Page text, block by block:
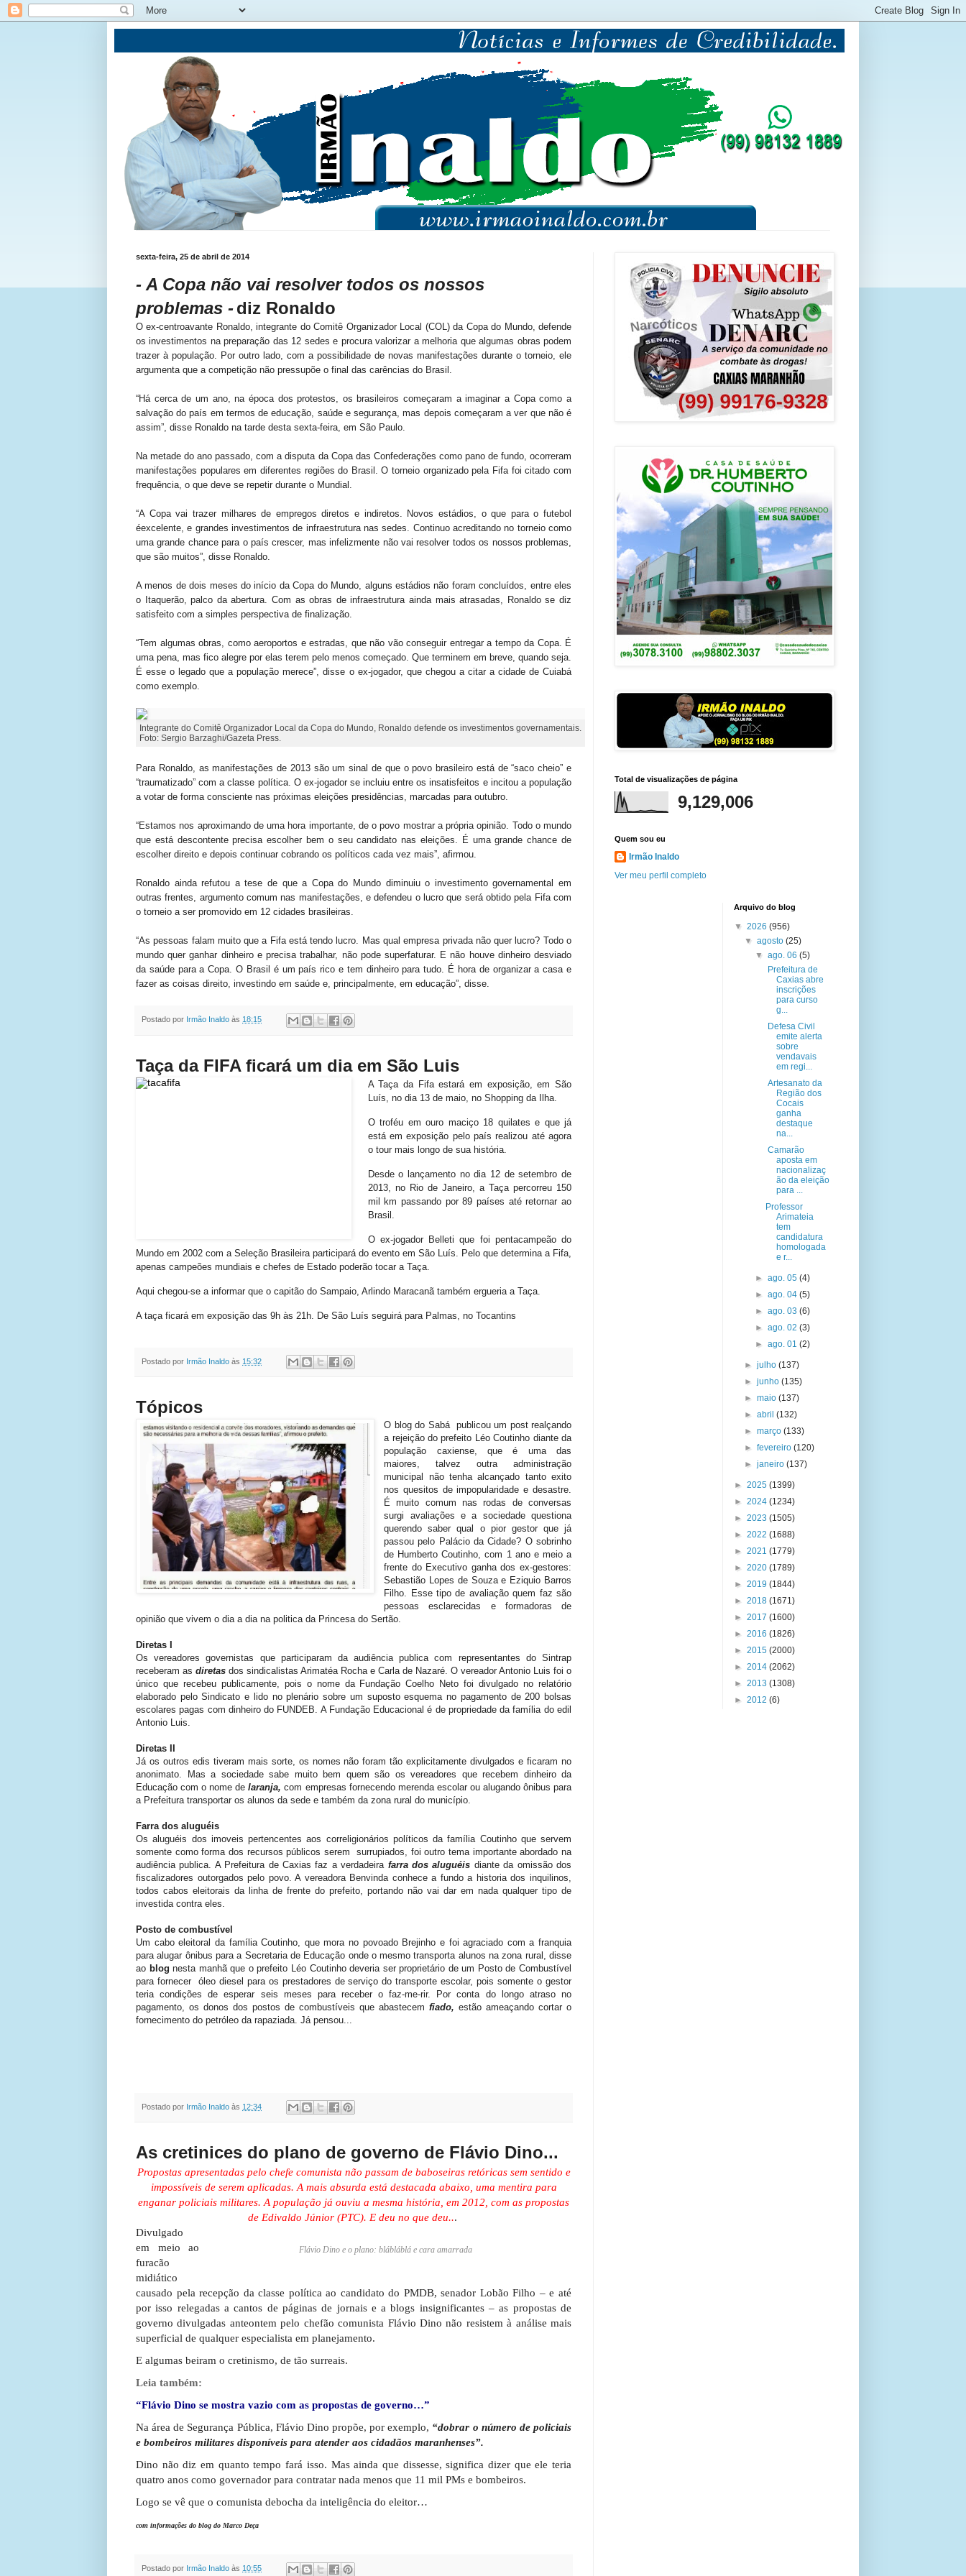
sexta-feira, 25 de abril de 2014
- A Copa não vai resolver todos os nossos
problemas -diz Ronaldo
O ex-centroavante Ronaldo, integrante do Comitê Organizador Local (COL) da Copa do Mundo, defende
os investimentos na preparação das 12 sedes e procura valorizar a melhoria que algumas obras podem
trazer à população. Por outro lado, com a possibilidade de novas manifestações durante o torneio, ele
argumenta que a competição não pressupõe o final das carências do Brasil.
“Há cerca de um ano, na época dos protestos, os brasileiros começaram a imaginar a Copa como a
salvação do país em termos de educação, saúde e segurança, mas depois começaram a ver que não é
assim”, disse Ronaldo na tarde desta sexta-feira, em São Paulo.
Na metade do ano passado, com a disputa da Copa das Confederações como pano de fundo, ocorreram
manifestações populares em diferentes regiões do Brasil. O torneio organizado pela Fifa foi citado com
frequência, o que deve se repetir durante o Mundial.
“A Copa vai trazer milhares de empregos diretos e indiretos. Novos estádios, o que para o futebol
éexcelente, e grandes investimentos de infraestrutura nas sedes. Continuo acreditando no torneio como
uma grande chance para o país crescer, mas infelizmente não vai resolver todos os nossos problemas,
que são muitos”, disse Ronaldo.
A menos de dois meses do início da Copa do Mundo, alguns estádios não foram concluídos, entre eles
o Itaquerão, palco da abertura. Com as obras de infraestrutura ainda mais atrasadas, Ronaldo se diz
satisfeito com a simples perspectiva de finalização.
“Tem algumas obras, como aeroportos e estradas, que não vão conseguir entregar a tempo da Copa. É
uma pena, mas fico alegre por elas terem pelo menos começado. Que terminem em breve, quando seja.
É esse o legado que a população merece”, disse o ex-jogador, que chegou a citar a cidade de Cuiabá
como exemplo.
Integrante do Comitê Organizador Local da Copa do Mundo, Ronaldo defende os investimentos governamentais.
Foto: Sergio Barzaghi/Gazeta Press.
Para Ronaldo, as manifestações de 2013 são um sinal de que o povo brasileiro está de “saco cheio” e
“traumatizado” com a classe política. O ex-jogador se incluiu entre os insatisfeitos e incitou a população
a votar de forma consciente nas próximas eleições presidências, marcadas para outubro.
“Estamos nos aproximando de uma hora importante, de o povo mostrar a própria opinião. Todo o mundo
que está descontente precisa escolher bem o seu candidato nas eleições. É uma grande chance de
escolher direito e depois continuar cobrando os políticos cada vez mais”, afirmou.
Ronaldo ainda refutou a tese de que a Copa do Mundo diminuiu o investimento governamental em
outras frentes, argumento comum nas manifestações, e defendeu o lucro que será obtido pela Fifa com
o torneio a ser promovido em 12 cidades brasileiras.
“As pessoas falam muito que a Fifa está tendo lucro. Mas qual empresa privada não quer lucro? Todo o
mundo quer ganhar dinheiro e precisa trabalhar, não pode superfaturar. E não houve dinheiro desviado
da saúde para a Copa. O Brasil é um país rico e tem dinheiro para tudo. É hora de organizar a casa e
fazer as coisas direito, investindo em saúde e, principalmente, em educação”, disse.
Postado por Irmão Inaldo às 18:15
Taça da FIFA ficará um dia em São Luis
A Taça da Fifa estará em exposição, em São
Luís, no dia 13 de maio, no Shopping da Ilha.
O troféu em ouro maciço 18 quilates e que já
está em exposição pelo país realizou até agora
o tour mais longo de sua história.
Desde o lançamento no dia 12 de setembro de
2013, no Rio de Janeiro, a Taça percorreu 150
mil km passando por 89 países até retornar ao
Brasil.
O ex-jogador Belleti que foi pentacampeão do
Mundo em 2002 com a Seleção Brasileira participará do evento em São Luís. Pelo que determina a Fifa,
apenas campeões mundiais e chefes de Estado poderão tocar a Taça.
Aqui chegou-se a informar que o capitão do Sampaio, Arlindo Maracanã também ergueria a Taça.
A taça ficará em exposição das 9h às 21h. De São Luís seguirá para Palmas, no Tocantins
Postado por Irmão Inaldo às 15:32
Tópicos
O blog do Sabá publicou um post realçando
a rejeição do prefeito Léo Coutinho diante da
população caxiense, que é uma das
maiores, talvez outra administração
municipal não tenha alcançado tanto exito
nos quesitos de impopularidade e desastre.
É muito comum nas rodas de conversas
surgi avaliações e a sociedade questiona
querendo saber qual o pior gestor que já
passou pelo Palácio da Cidade? O sobrinho
de Humberto Coutinho, com 1 ano e meio a
frente do Executivo ganha dos ex-gestores:
Sebastião Lopes de Souza e Eziquio Barros
Filho. Esse tipo de avaliação quem faz são
pessoas esclarecidas e formadoras de
opinião que vivem o dia a dia na politica da Princesa do Sertão.
Diretas I
Os vereadores governistas que participaram da audiência publica com representantes do Sintrap
receberam as diretas dos sindicalistas Arimatéa Rocha e Carla de Nazaré. O vereador Antonio Luis foi o
único que recebeu publicamente, pois o nome da Fundação Coelho Neto foi divulgado no relatório
elaborado pelo Sindicato e lido no plenário sobre um suposto esquema no pagamento de 200 bolsas
escolares pagas com dinheiro do FUNDEB. A Fundação Educacional é de propriedade da família do edil
Antonio Luis.
Diretas II
Já os outros edis tiveram mais sorte, os nomes não foram tão explicitamente divulgados e ficaram no
anonimato. Mas a sociedade sabe muito bem quem são os vereadores que recebem dinheiro da
Educação com o nome delaranja, com empresas fornecendo merenda escolar ou alugando ônibus para
a Prefeitura transportar os alunos da sede e também da zona rural do município.
Farra dos aluguéis
Os aluguéis dos imoveis pertencentes aos correligionários políticos da família Coutinho que servem
somente como forma dos recursos públicos serem surrupiados, foi outro tema importante abordado na
audiência publica. A Prefeitura de Caxias faz a verdadeira farra dos aluguéis diante da omissão dos
fiscalizadores outorgados pelo povo. A vereadora Benvinda conhece a fundo a historia dos inquilinos,
todos cabos eleitorais da linha de frente do prefeito, portando não vai dar em nada qualquer tipo de
investida contra eles.
Posto de combustível
Um cabo eleitoral da família Coutinho, que mora no povoado Brejinho e foi agraciado com a franquia
para alugar ônibus para a Secretaria de Educação onde o mesmo transporta alunos na zona rural, disse
ao blog nesta manhã que o prefeito Léo Coutinho deveria ser proprietário de um Posto de Combustível
para fornecer óleo diesel para os prestadores de serviço do transporte escolar, pois somente o gestor
teria condições de esperar seis meses para receber o faz-me-rir. Por conta do longo atraso no
pagamento, os donos dos postos de combustíveis que abastecem fiado, estão ameaçando cortar o
fornecimento do petróleo da rapaziada. Já pensou...
Postado por Irmão Inaldo às 12:34
As cretinices do plano de governo de Flávio Dino...
Propostas apresentadas pelo chefe comunista não passam de baboseiras retóricas sem sentido e
impossíveis de serem aplicadas. A mais absurda está destacada abaixo, uma mentira para
enganar policiais militares. A população já ouviu a mesma história, em 2012, com as propostas
de Edivaldo Júnior (PTC). E deu no que deu...
Flávio Dino e o plano: blábláblá e cara amarrada
Divulgado
em meio ao
furacão
midiático
causado pela recepção da classe política ao candidato do PMDB, senador Lobão Filho – e até
por isso relegadas a cantos de páginas de jornais e a blogs insignificantes – as propostas de
governo divulgadas anteontem pelo chefão comunista Flávio Dino não resistem à análise mais
superficial de qualquer especialista em planejamento.
E algumas beiram o cretinismo, de tão surreais.
Leia também:
“Flávio Dino se mostra vazio com as propostas de governo…”
Na área de Segurança Pública, Flávio Dino propõe, por exemplo, “dobrar o número de policiais
e bombeiros militares disponíveis para atender aos cidadãos maranhenses”.
Dino não diz em quanto tempo fará isso. Mas ainda que dissesse, significa dizer que ele teria
quatro anos como governador para contratar nada menos que 11 mil PMs e bombeiros.
Logo se vê que o comunista debocha da inteligência do eleitor…
com informações do blog do Marco Deça
Postado por Irmão Inaldo às 10:55
Total de visualizações de página
9,129,006
Quem sou eu
Irmão Inaldo
Ver meu perfil completo
Arquivo do blog
▼ 2026 (956)
▼agosto(25)
▼ ago. 06 (5)
Prefeitura de
Caxias abre
inscrições
para curso
g...
Defesa Civil
emite alerta
sobre
vendavais
em regi...
Artesanato da
Região dos
Cocais
ganha
destaque
na...
Camarão
aposta em
nacionalizaç
ão da eleição
para ...
Professor
Arimateia
tem
candidatura
homologada
e r...
► ago. 05 (4)
► ago. 04 (5)
► ago. 03 (6)
► ago. 02 (3)
► ago. 01 (2)
►julho(137)
►junho(135)
►maio(137)
►abril(132)
►março(133)
►fevereiro(120)
►janeiro(137)
► 2025 (1399)
► 2024 (1234)
► 2023 (1505)
► 2022 (1688)
► 2021 (1779)
► 2020 (1789)
► 2019 (1844)
► 2018 (1671)
► 2017 (1600)
► 2016 (1826)
► 2015 (2000)
► 2014 (2062)
► 2013 (1308)
► 2012 (6)